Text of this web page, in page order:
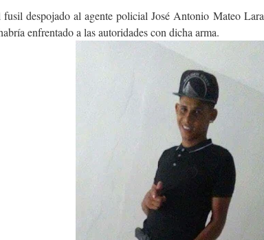
fusil despojado al agente policial José Antonio Mateo
enfrentado a las autoridades con dicha arma.